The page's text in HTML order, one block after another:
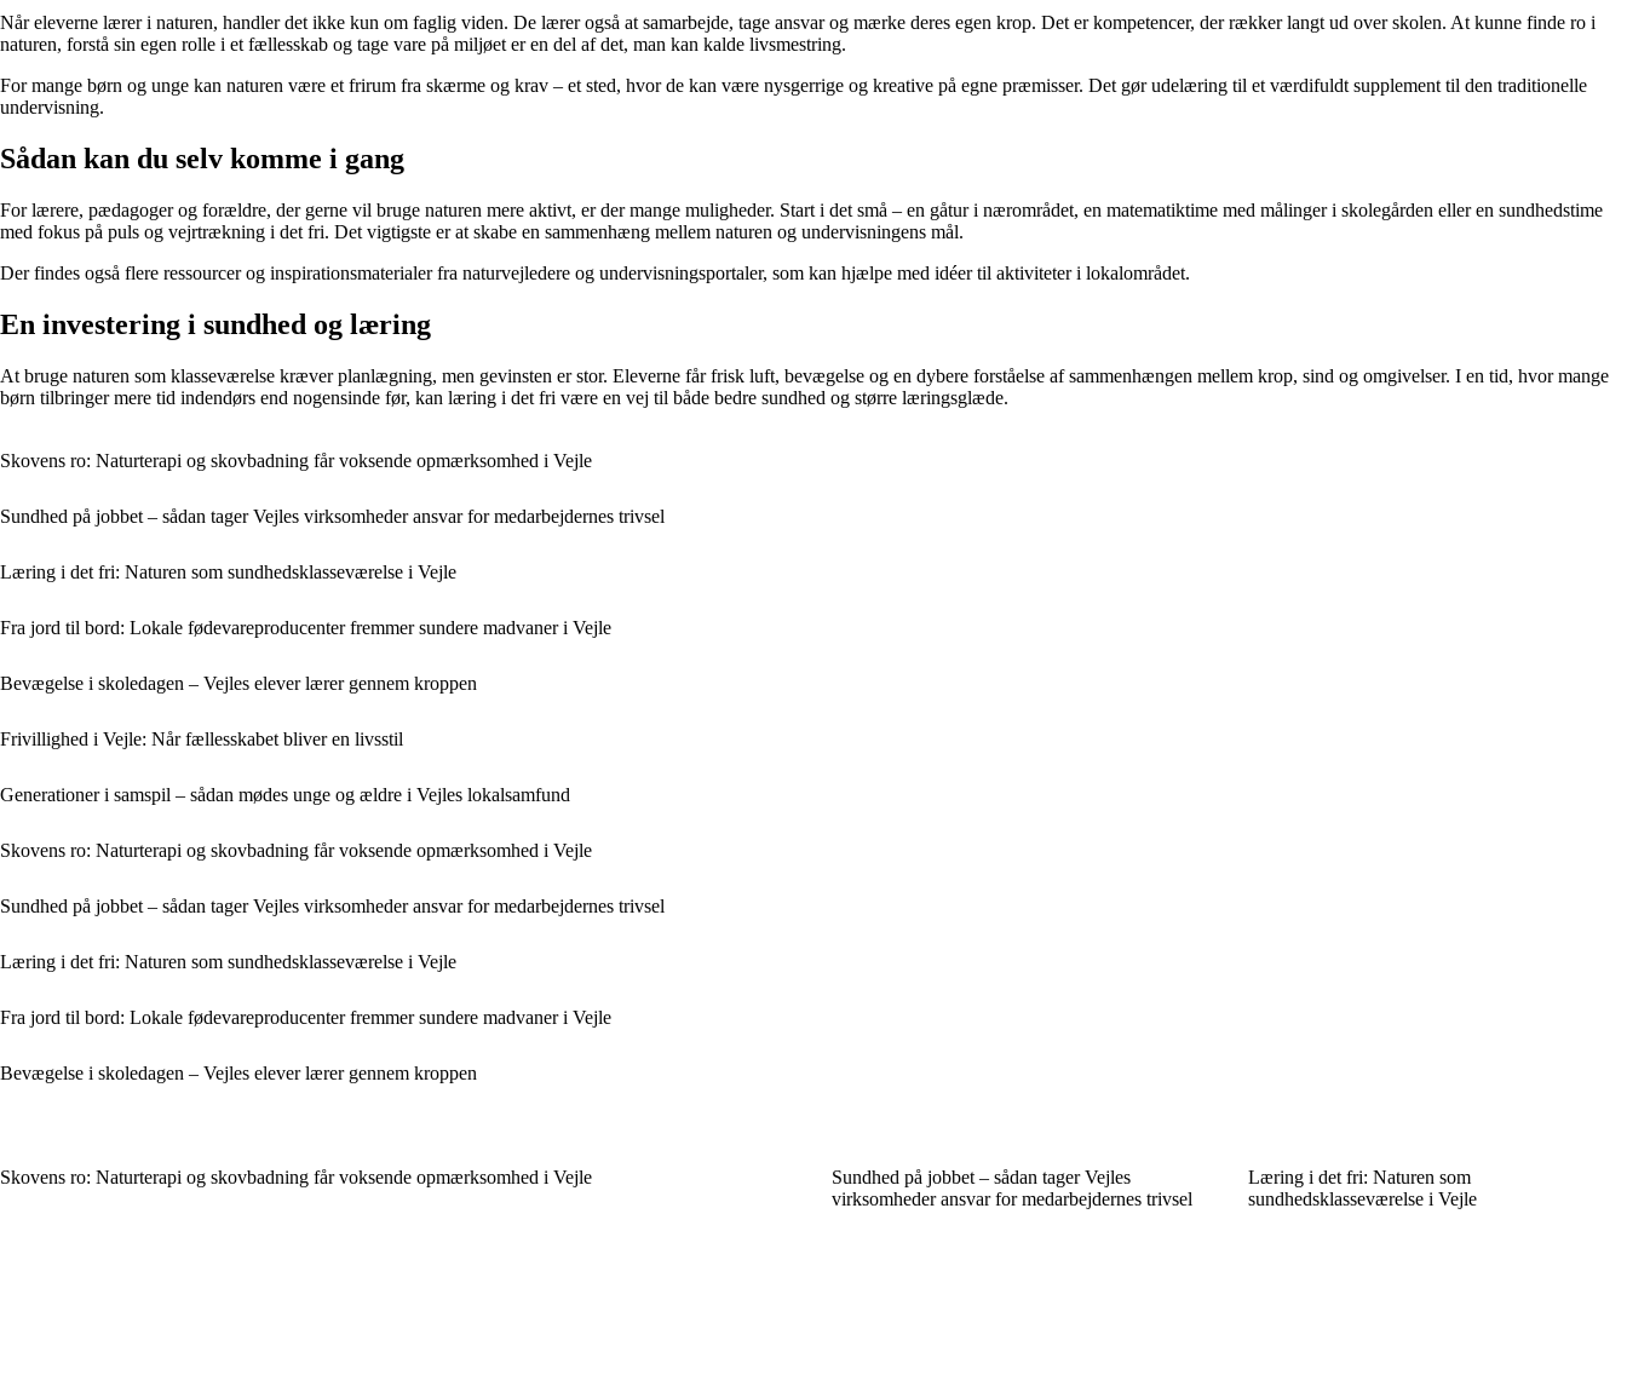
Når eleverne lærer i naturen, handler det ikke kun om faglig viden. De lærer også at samarbejde, tage ansvar og mærke deres egen krop. Det er kompetencer, der rækker langt ud over skolen. At kunne finde ro i
naturen, forstå sin egen rolle i et fællesskab og tage vare på miljøet er en del af det, man kan kalde livsmestring.
For mange børn og unge kan naturen være et frirum fra skærme og krav – et sted, hvor de kan være nysgerrige og kreative på egne præmisser. Det gør udelæring til et værdifuldt supplement til den traditionelle
undervisning.
Sådan kan du selv komme i gang
For lærere, pædagoger og forældre, der gerne vil bruge naturen mere aktivt, er der mange muligheder. Start i det små – en gåtur i nærområdet, en matematiktime med målinger i skolegården eller en sundhedstime
med fokus på puls og vejrtrækning i det fri. Det vigtigste er at skabe en sammenhæng mellem naturen og undervisningens mål.
Der findes også flere ressourcer og inspirationsmaterialer fra naturvejledere og undervisningsportaler, som kan hjælpe med idéer til aktiviteter i lokalområdet.
En investering i sundhed og læring
At bruge naturen som klasseværelse kræver planlægning, men gevinsten er stor. Eleverne får frisk luft, bevægelse og en dybere forståelse af sammenhængen mellem krop, sind og omgivelser. I en tid, hvor mange
børn tilbringer mere tid indendørs end nogensinde før, kan læring i det fri være en vej til både bedre sundhed og større læringsglæde.
Skovens ro: Naturterapi og skovbadning får voksende opmærksomhed i Vejle
Sundhed på jobbet – sådan tager Vejles virksomheder ansvar for medarbejdernes trivsel
Læring i det fri: Naturen som sundhedsklasseværelse i Vejle
Fra jord til bord: Lokale fødevareproducenter fremmer sundere madvaner i Vejle
Bevægelse i skoledagen – Vejles elever lærer gennem kroppen
Frivillighed i Vejle: Når fællesskabet bliver en livsstil
Generationer i samspil – sådan mødes unge og ældre i Vejles lokalsamfund
Skovens ro: Naturterapi og skovbadning får voksende opmærksomhed i Vejle
Sundhed på jobbet – sådan tager Vejles virksomheder ansvar for medarbejdernes trivsel
Læring i det fri: Naturen som sundhedsklasseværelse i Vejle
Fra jord til bord: Lokale fødevareproducenter fremmer sundere madvaner i Vejle
Bevægelse i skoledagen – Vejles elever lærer gennem kroppen
Skovens ro: Naturterapi og skovbadning får voksende opmærksomhed i Vejle
Sundhed på jobbet – sådan tager Vejles
virksomheder ansvar for medarbejdernes trivsel
Læring i det fri: Naturen som
sundhedsklasseværelse i Vejle